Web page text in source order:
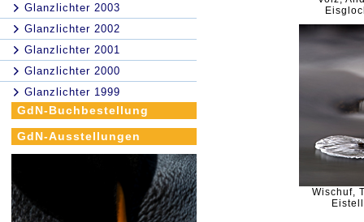
Glanzlichter 2003
Glanzlichter 2002
Glanzlichter 2001
Glanzlichter 2000
Glanzlichter 1999
GdN-Buchbestellung
GdN-Ausstellungen
Wischuf,